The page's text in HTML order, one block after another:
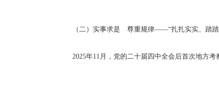
（二）实事求是 尊重规律——“扎扎实实、踏踏
2025年11月，党的二十届四中全会后首次地方考